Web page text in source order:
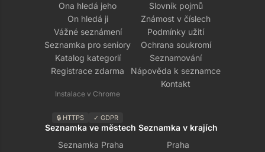
Ona hledá jeho
On hledá ji
Vážné seznámení
Seznamka pro seniory
Katalog kategorií
Registrace zdarma
Instalace v Chrome
🔒 HTTPS ✓ GDPR
Slovník pojmů
Známost v číslech
Podmínky užití
Ochrana soukromí
Seznamování
Nápověda k seznamce
Kontakt
Seznamka ve městech
Seznamka Praha
Seznamka v krajích
Praha